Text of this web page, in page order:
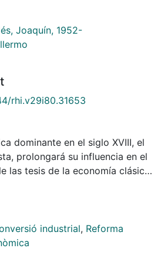
Joaquín, 1952-
rhi.v29i80.31653
dominante en el siglo XVIII, el
prolongará su influencia en el
las tesis de la economía clásica
del desarrollo económico.
política de sus
corriente. Por lo mismo,
dificultades del discurso
industrial, Reforma